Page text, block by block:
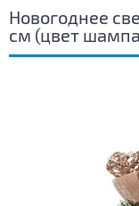
Новогоднее
см (цвет